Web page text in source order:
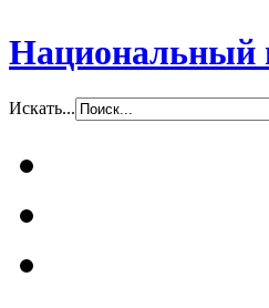
Искать...